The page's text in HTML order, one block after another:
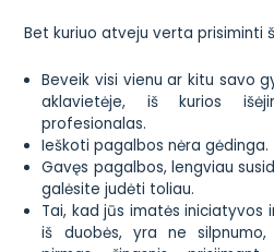
Bet kuriuo atveju verta prisiminti
Beveik visi vienu ar kitu savo
aklavietėje, iš kurios
profesionalas.
Ieškoti pagalbos nėra gėdinga.
Gavęs pagalbos, lengviau
galėsite judėti toliau.
Tai, kad jūs imatės
iš duobės, yra ne